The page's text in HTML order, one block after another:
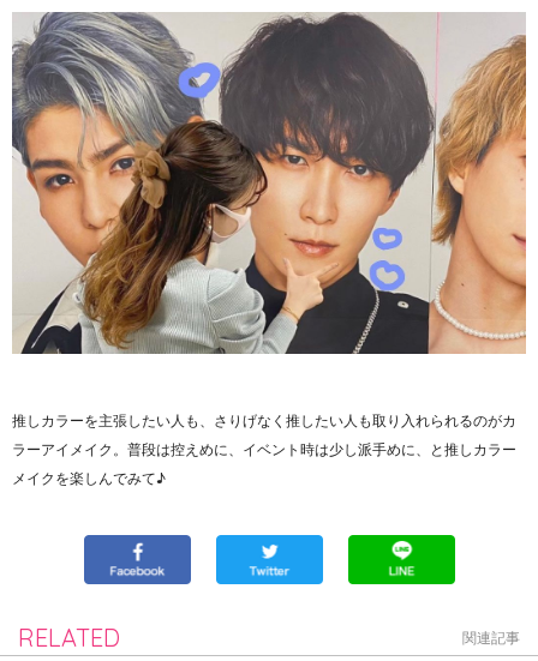
推しカラーを主張したい人も、さりげなく推したい人も取り入れられるのがカ
ラーアイメイク。 普段は控えめに、イベント時は少し派手めに、と推しカラー
メイクを楽しんでみて♪
RELATED 関連記事